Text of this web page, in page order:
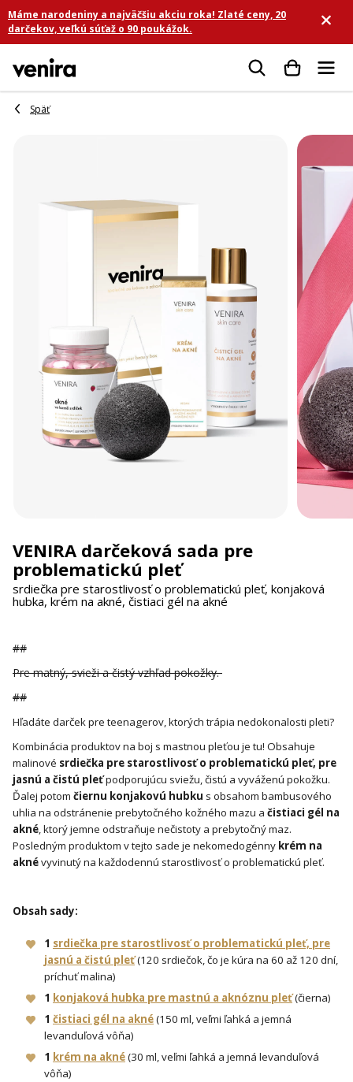
Prejsť
na
obsah
Máme narodeniny a najväčšiu akciu roka! Zlaté ceny, 20
darčekov, veľkú súťaž o 90 poukážok.
Hľadať
##
Pre matný, svieži a čistý vzhľad pokožky.
##
Hľadáte darček pre teenagerov, ktorých trápia nedokonalosti pleti?
Kombinácia produktov na boj s mastnou pleťou je tu! Obsahuje
malinové srdiečka pre starostlivosť o problematickú pleť, pre
jasnú a čistú pleťpodporujúcu sviežu, čistú a vyváženú pokožku.
Ďalej potom čiernu konjakovú hubku s obsahom bambusového
uhlia na odstránenie prebytočného kožného mazu a čistiaci gél na
akné, ktorý jemne odstraňuje nečistoty a prebytočný maz.
Posledným produktom v tejto sade je nekomedogénny krém na
aknévyvinutý na každodennú starostlivosť o problematickú pleť.
Obsah sady:
1 srdiečka pre starostlivosť o problematickú pleť, pre
jasnú a čistú pleť(120 srdiečok, čo je kúra na 60 až 120 dní,
príchuť malina)
1 konjaková hubka pre mastnú a aknóznu pleť(čierna)
1 čistiaci gél na akné(150 ml, veľmi ľahká a jemná
levanduľová vôňa)
1 krém na akné(30 ml, veľmi ľahká a jemná levanduľová
vôňa)
VENIRA darčeková sada pre
problematickú pleť
srdiečka pre starostlivosť o problematickú pleť, konjaková
hubka, krém na akné, čistiaci gél na akné